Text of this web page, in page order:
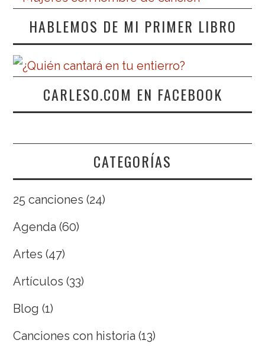
HABLEMOS DE MI PRIMER LIBRO
CARLESO.COM EN FACEBOOK
CATEGORÍAS
25 canciones (24)
Agenda (60)
Artes (47)
Artículos (33)
Blog (1)
Canciones con historia (13)